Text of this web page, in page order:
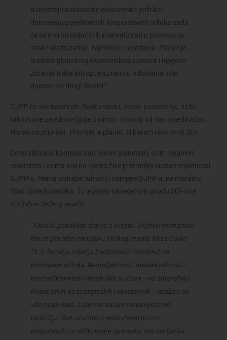
donošenju nacionalne ekonomske politike i
donošenju pojedinačnih korporativnih odluka sada
će se morati uključiti ili internalizirati u poslovanja
svake vlade, tvrtke, zajednice i pojedinca. Planet je…
središte globalnog ekonomskog sustava i njegovo
zdravlje treba biti optimizirano u odlukama koje
donose svi drugi dionici.”
GJPP će sve nadzirati. Svaku vladu, svako poslovanje, naše
takozvane zajednice (gdje živimo) i svakog od nas pojedinačno.
Nismo mi prioritet. Prioritet je planet. Ili barem tako tvrdi SEF.
Centralizirana kontrola nad cijelim planetom, svim njegovim
resursima i svima koji na njemu žive je temeljni sustav vrijednosti
GJPP-a. Nema potrebe tumačiti namjere GJPP-a, ne moramo
inicijative Velikog reseta:
“Kako bi poboljšao stanje u svijetu, Svjetski ekonomski
forum pokreće inicijativu Velikog reseta. Kriza Covid-
19. iz temelja mijenja tradicionalni kontekst za
donošenje odluka. Nedosljednosti, neadekvatnosti i
kontradiktornosti višestrukih sustava – od zdravstva i
financijskih do energetskih i obrazovnih – izloženi su
više nego ikad.. Lideri se nalaze na povijesnom
raskrižju.. Dok ulazimo u jedinstveni prozor
mogućnosti za oblikovanje oporavka, ova inicijativa